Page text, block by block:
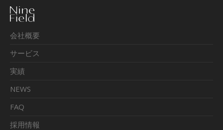
会社概要
サービス
実績
NEWS
FAQ
採用情報